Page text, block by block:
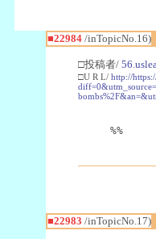
■22984/inTopicNo.16)
□投稿者/
□U R L/ http://
%%
■22983 /inTopicNo.17)